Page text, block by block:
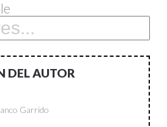
DEL AUTOR
Garrido